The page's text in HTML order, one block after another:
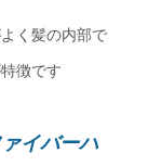
く髪の内部で
徴です
イバーハ